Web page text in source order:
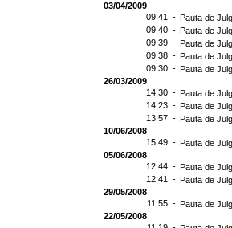
03/04/2009
09:41 - Pauta de
09:40 - Pauta de
09:39 - Pauta de
09:38 - Pauta de
09:30 - Pauta de
26/03/2009
14:30 - Pauta de
14:23 - Pauta de
13:57 - Pauta de
10/06/2008
15:49 - Pauta de
05/06/2008
12:44 - Pauta de
12:41 - Pauta de
29/05/2008
11:55 - Pauta de
22/05/2008